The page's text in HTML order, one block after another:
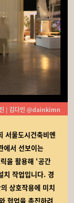
| 김다인 @dainkimn
울도시건축비엔
에서 선보이는
을 활용해 ‘공간
치 작업입니다. 경
상호작용에 미치
협업을 촉진하려